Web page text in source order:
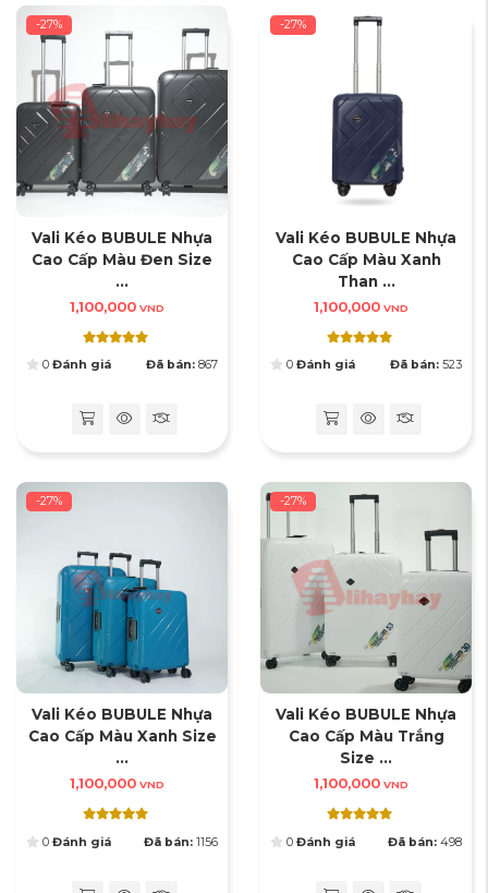
-27%
Vali Kéo BUBULE Nhựa
Cao Cấp Màu Đen Size
...
1,100,000 VND
0 Đánh giá Đã bán: 867
-27%
Vali Kéo BUBULE Nhựa
Cao Cấp Màu Xanh
Than ...
1,100,000 VND
0 Đánh giá Đã bán: 523
-27%
Vali Kéo BUBULE Nhựa
Cao Cấp Màu Xanh Size
...
1,100,000 VND
0 Đánh giá Đã bán: 1156
-27%
Vali Kéo BUBULE Nhựa
Cao Cấp Màu Trắng
Size ...
1,100,000 VND
0 Đánh giá Đã bán: 498